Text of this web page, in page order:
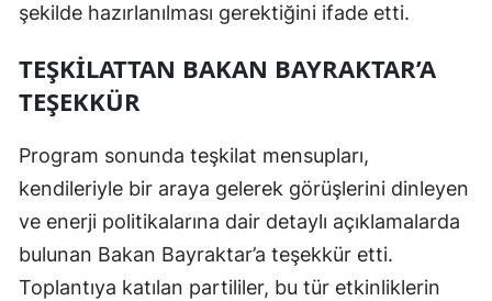
şekilde hazırlanılması gerektiğini ifade etti.
TEŞKİLATTAN BAKAN BAYRAKTAR’A
TEŞEKKÜR
Program sonunda teşkilat mensupları,
kendileriyle bir araya gelerek görüşlerini dinleyen
ve enerji politikalarına dair detaylı açıklamalarda
bulunan Bakan Bayraktar’a teşekkür etti.
Toplantıya katılan partililer, bu tür etkinliklerin